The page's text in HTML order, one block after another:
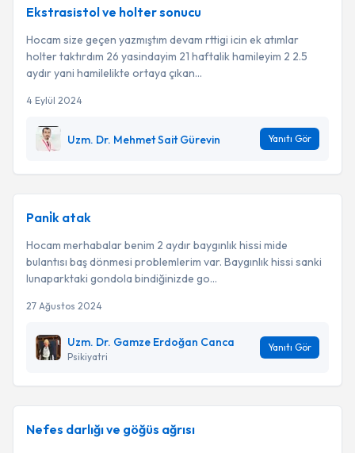
Ekstrasistol ve holter sonucu
Hocam size geçen yazmıştım devam rttigi icin ek atımlar
holter taktırdım 26 yasindayim 21 haftalik hamileyim 2 2.5
aydır yani hamilelikte ortaya çıkan...
4 Eylül 2024
Uzm. Dr. Mehmet Sait Gürevin Yanıtı Gör
Pani̇k atak
Hocam merhabalar benim 2 aydır baygınlık hissi mide
bulantısı baş dönmesi problemlerim var. Baygınlık hissi sanki
lunaparktaki gondola bindiğinizde go...
27 Ağustos 2024
Uzm. Dr. Gamze Erdoğan Canca
Psikiyatri
Yanıtı Gör
Nefes darlığı ve göğüs ağrısı